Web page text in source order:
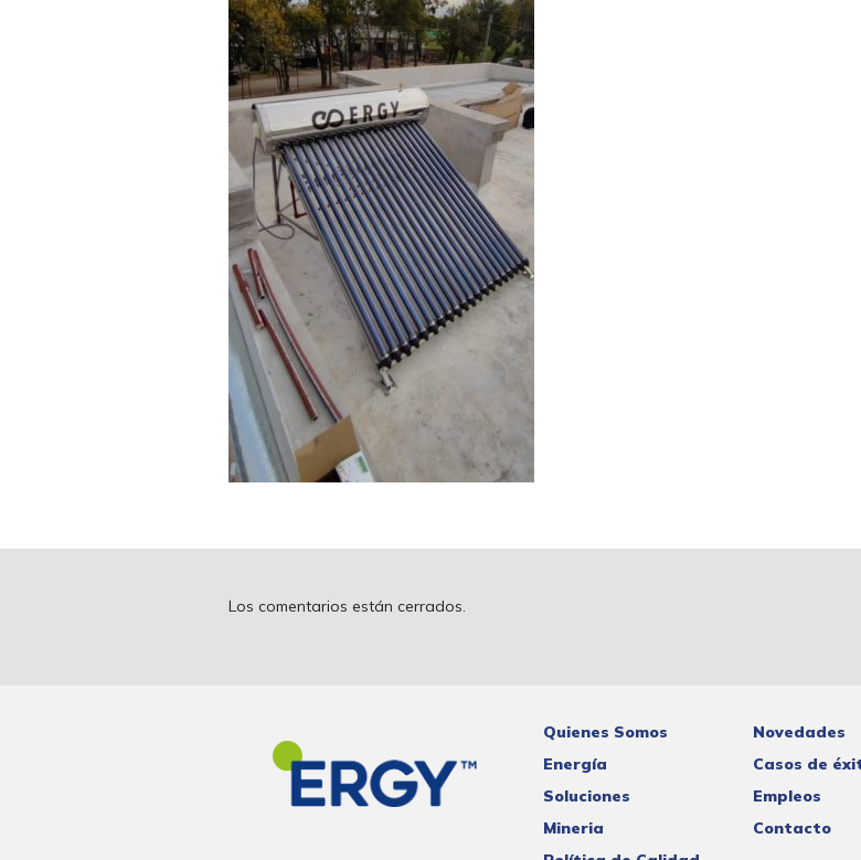
Los comentarios están cerrados.
Quienes Somos
Energía
Soluciones
Mineria
Novedades
Casos de
Empleos
Contacto